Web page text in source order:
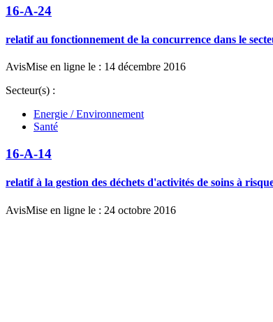
16-A-24
relatif au fonctionnement de la concurrence dans le
AvisMise en ligne le : 14 décembre 2016
Secteur(s) :
Energie / Environnement
Santé
16-A-14
relatif à la gestion des déchets d'activités de soins à
AvisMise en ligne le : 24 octobre 2016